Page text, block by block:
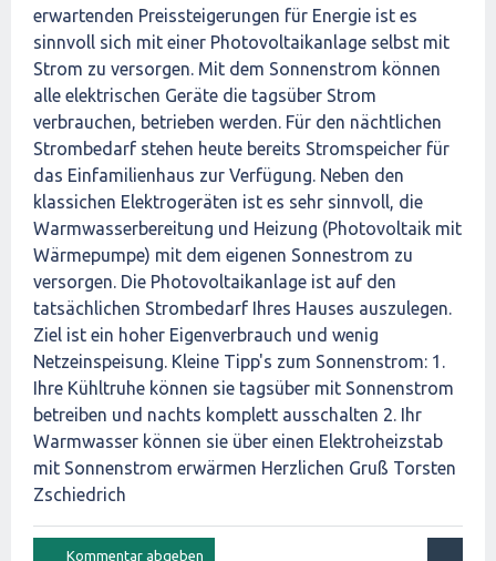
erwartenden Preissteigerungen für Energie ist es
sinnvoll sich mit einer Photovoltaikanlage selbst mit
Strom zu versorgen. Mit dem Sonnenstrom können
alle elektrischen Geräte die tagsüber Strom
verbrauchen, betrieben werden. Für den nächtlichen
Strombedarf stehen heute bereits Stromspeicher für
das Einfamilienhaus zur Verfügung. Neben den
klassichen Elektrogeräten ist es sehr sinnvoll, die
Warmwasserbereitung und Heizung (Photovoltaik mit
Wärmepumpe) mit dem eigenen Sonnestrom zu
versorgen. Die Photovoltaikanlage ist auf den
tatsächlichen Strombedarf Ihres Hauses auszulegen.
Ziel ist ein hoher Eigenverbrauch und wenig
Netzeinspeisung. Kleine Tipp's zum Sonnenstrom: 1.
Ihre Kühltruhe können sie tagsüber mit Sonnenstrom
betreiben und nachts komplett ausschalten 2. Ihr
Warmwasser können sie über einen Elektroheizstab
mit Sonnenstrom erwärmen Herzlichen Gruß Torsten
Zschiedrich